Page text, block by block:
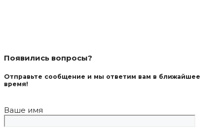
выбрать
странице
странице
Появились вопросы?
Отправьте сообщение и мы ответим вам в ближайшее
время!
Ваше имя